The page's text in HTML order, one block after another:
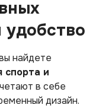
удобство
найдете
спорта и
в себе
дизайн.